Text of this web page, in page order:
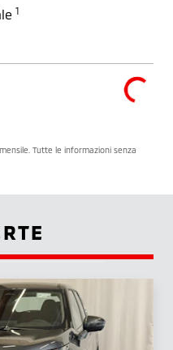
1
Tutte le informazioni senza